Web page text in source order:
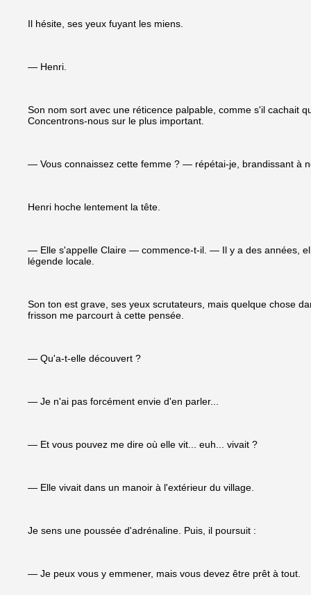
Il hésite, ses yeux fuyant les miens.
— Henri.
Son nom sort avec une réticence palpable, comme s'il cachait
Concentrons-nous sur le plus important.
— Vous connaissez cette femme ? — répétai-je, brandissant à
Henri hoche lentement la tête.
— Elle s'appelle Claire — commence-t-il. — Il y a des années,
légende locale.
Son ton est grave, ses yeux scrutateurs, mais quelque chose
frisson me parcourt à cette pensée.
— Qu'a-t-elle découvert ?
— Je n'ai pas forcément envie d'en parler...
— Et vous pouvez me dire où elle vit... euh... vivait ?
— Elle vivait dans un manoir à l'extérieur du village.
Je sens une poussée d'adrénaline. Puis, il poursuit :
— Je peux vous y emmener, mais vous devez être prêt à tout.